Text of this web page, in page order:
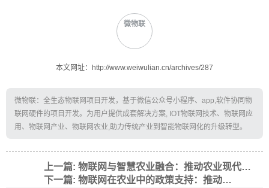
微物联
本文网址：http://www.weiwulian.cn/archives/287
微物联：全生态物联网项目开发，基于微信公众号小程序、app,软件协同物
联网硬件的项目开发。为用户提供成套解决方案, IOT物联网技术、物联网应
用、物联网产业、物联网农业,助力传统产业到智能物联网化的升级转型。
上一篇: 物联网与智慧农业融合：推动农业现代化新篇章
下一篇: 物联网在农业中的政策支持：推动智慧农业发展的关键力量